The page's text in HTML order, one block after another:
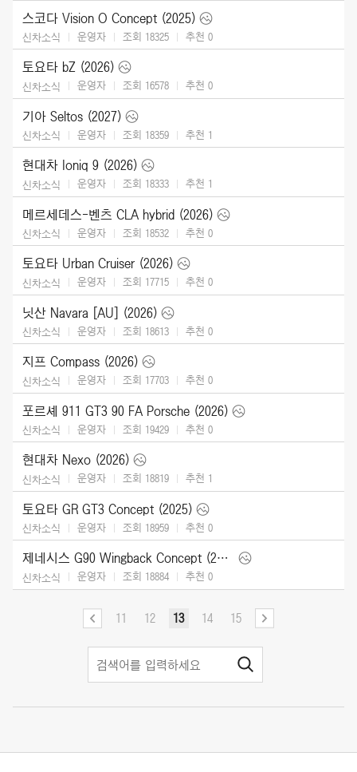
스코다 Vision O Concept (2025)
신차소식 운영자 조회 18325 추천 0
토요타 bZ (2026)
신차소식 운영자 조회 16578 추천 0
기아 Seltos (2027)
신차소식 운영자 조회 18359 추천 1
현대차 Ioniq 9 (2026)
신차소식 운영자 조회 18333 추천 1
메르세데스-벤츠 CLA hybrid (2026)
신차소식 운영자 조회 18532 추천 0
토요타 Urban Cruiser (2026)
신차소식 운영자 조회 17715 추천 0
닛산 Navara [AU] (2026)
신차소식 운영자 조회 18613 추천 0
지프 Compass (2026)
신차소식 운영자 조회 17703 추천 0
포르셰 911 GT3 90 FA Porsche (2026)
신차소식 운영자 조회 19429 추천 0
현대차 Nexo (2026)
신차소식 운영자 조회 18819 추천 1
토요타 GR GT3 Concept (2025)
신차소식 운영자 조회 18959 추천 0
제네시스 G90 Wingback Concept (2025)
신차소식 운영자 조회 18884 추천 0
11 12 13 14 15